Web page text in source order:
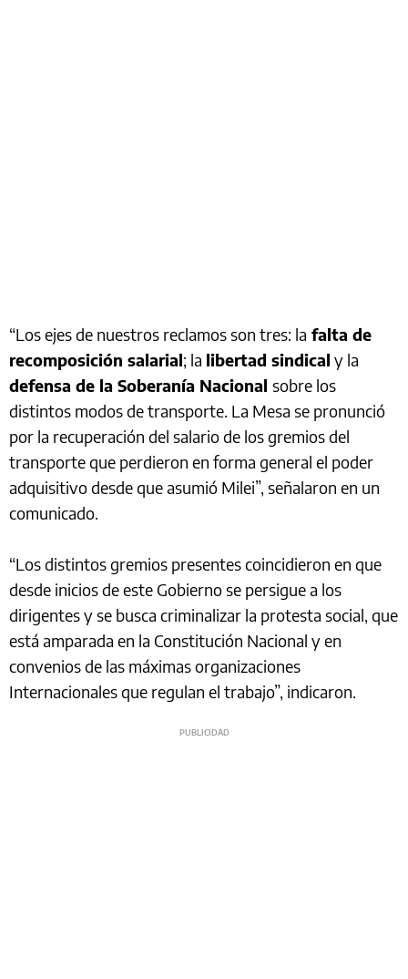
“Los ejes de nuestros reclamos son tres: la falta de
recomposición salarial; la libertad sindical y la
defensa de la Soberanía Nacional sobre los
distintos modos de transporte. La Mesa se pronunció
por la recuperación del salario de los gremios del
transporte que perdieron en forma general el poder
adquisitivo desde que asumió Milei”, señalaron en un
comunicado.
“Los distintos gremios presentes coincidieron en que
desde inicios de este Gobierno se persigue a los
dirigentes y se busca criminalizar la protesta social, que
está amparada en la Constitución Nacional y en
convenios de las máximas organizaciones
Internacionales que regulan el trabajo”, indicaron.